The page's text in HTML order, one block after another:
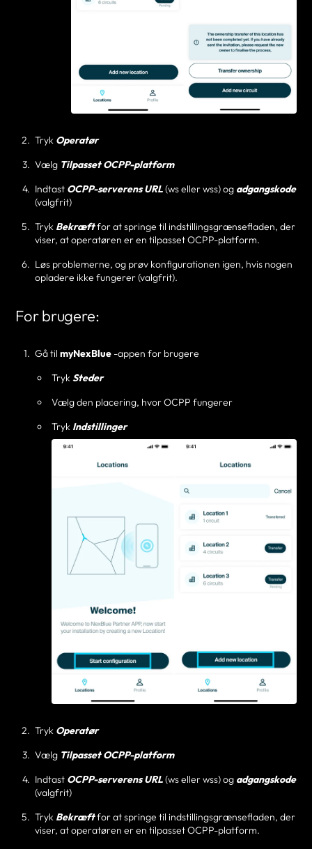
Tryk Operatør
Vælg Tilpasset OCPP-platform
Indtast OCPP-serverens URL(ws eller wss) og adgangskode
(valgfrit)
Tryk Bekræftfor at springe til indstillingsgrænsefladen, der
viser, at operatøren er en tilpasset OCPP-platform.
Løs problemerne, og prøv konfigurationen igen, hvis nogen
opladere ikke fungerer (valgfrit).
For brugere:
Gå til myNexBlue -appen for brugere
TrykSteder
Vælg den placering, hvor OCPP fungerer
Tryk Indstillinger
Tryk Operatør
Vælg Tilpasset OCPP-platform
Indtast OCPP-serverens URL(ws eller wss) og adgangskode
(valgfrit)
Tryk Bekræftfor at springe til indstillingsgrænsefladen, der
viser, at operatøren er en tilpasset OCPP-platform.